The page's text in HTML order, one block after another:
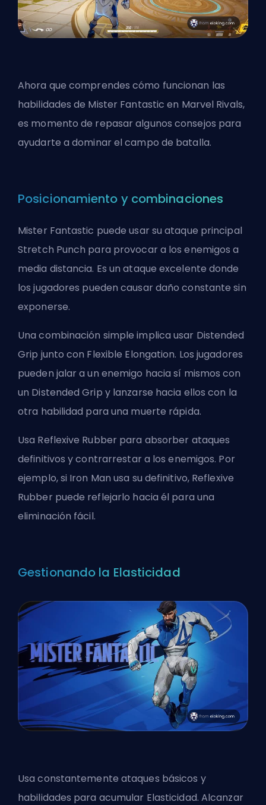
Ahora que comprendes cómo funcionan las
habilidades de Mister Fantastic en Marvel Rivals,
es momento de repasar algunos consejos para
ayudarte adominar el campo de batalla.
Posicionamiento y combinaciones
Mister Fantastic puede usar su ataque principal
Stretch Punch para provocar a los enemigos a
media distancia. Es un ataque excelente donde
los jugadores pueden causar daño constante sin
exponerse.
Una combinación simple implica usar Distended
Grip junto con Flexible Elongation. Los jugadores
pueden jalar a un enemigo hacia sí mismos con
un Distended Grip y lanzarse hacia ellos con la
otra habilidad para una muerte rápida.
Usa Reflexive Rubber para absorber ataques
definitivos y contrarrestar a los enemigos. Por
ejemplo, si Iron Man usa su definitivo, Reflexive
Rubber puede reflejarlo hacia él para una
eliminación fácil.
Gestionando la Elasticidad
Usa constantemente ataques básicos y
habilidades para acumular Elasticidad. Alcanzar